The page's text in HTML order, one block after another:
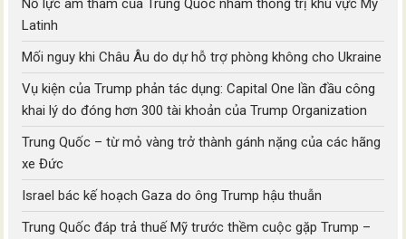
Nỗ lực âm thầm của Trung Quốc nhằm thống trị khu vực Mỹ
Latinh
Mối nguy khi Châu Âu do dự hỗ trợ phòng không cho Ukraine
Vụ kiện của Trump phản tác dụng: Capital One lần đầu công
khai lý do đóng hơn 300 tài khoản của Trump Organization
Trung Quốc – từ mỏ vàng trở thành gánh nặng của các hãng
xe Đức
Israel bác kế hoạch Gaza do ông Trump hậu thuẫn
Trung Quốc đáp trả thuế Mỹ trước thềm cuộc gặp Trump –